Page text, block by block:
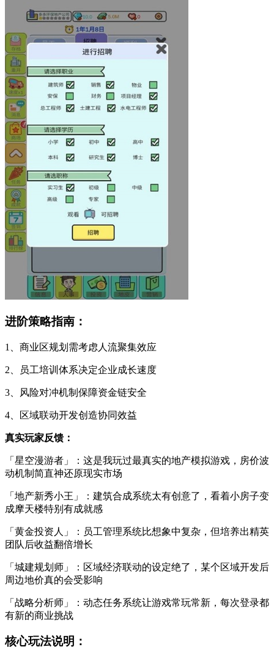
进阶策略指南：
1、商业区规划需考虑人流聚集效应
2、员工培训体系决定企业成长速度
3、风险对冲机制保障资金链安全
4、区域联动开发创造协同效益
真实玩家反馈：
「星空漫游者」：这是我玩过最真实的地产模拟游戏，房价波
动机制简直神还原现实市场
「地产新秀小王」：建筑合成系统太有创意了，看着小房子变
成摩天楼特别有成就感
「黄金投资人」：员工管理系统比想象中复杂，但培养出精英
团队后收益翻倍增长
「城建规划师」：区域经济联动的设定绝了，某个区域开发后
周边地价真的会受影响
「战略分析师」：动态任务系统让游戏常玩常新，每次登录都
有新的商业挑战
核心玩法说明：